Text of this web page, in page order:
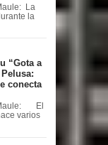
La
la
“Gota a
conecta
Maule: El
varios